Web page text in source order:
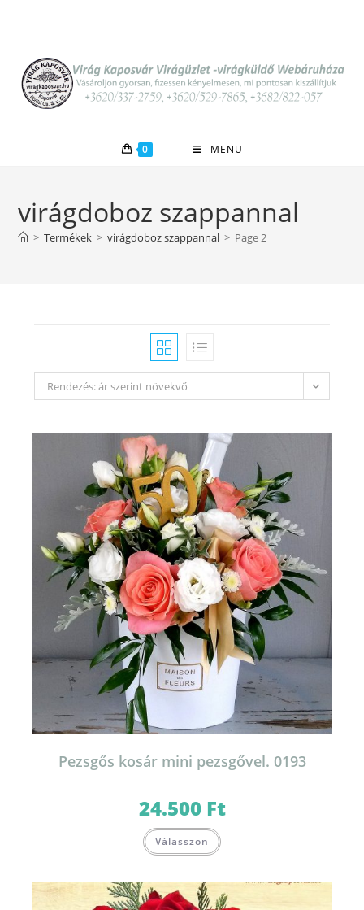
to
0 MENU
virágdoboz szappannal
> Termékek > virágdoboz szappannal > Page 2
Rendezés: ár szerint növekvő
Pezsgős kosár mini pezsgővel. 0193
24.500 Ft
Válasszon